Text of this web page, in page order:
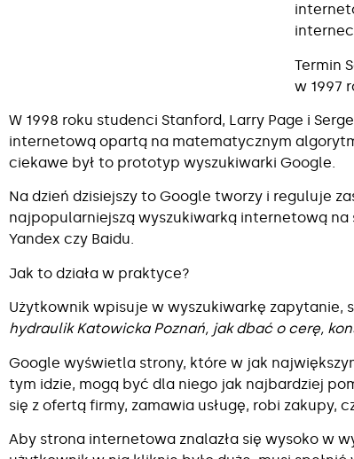
Termin
w 1997
W 1998 roku studenci Stanford, Larry Page i
internetową opartą na matematycznym
ciekawe był to prototyp wyszukiwarki Google.
Na dzień dzisiejszy to Google tworzy i reguluje
najpopularniejszą wyszukiwarką internetową
Yandex czy Baidu.
Jak to działa w praktyce?
Użytkownik wpisuje w wyszukiwarkę zapytanie,
hydraulik Katowicka Poznań, jak dbać o cerę,
Google wyświetla strony, które w jak
tym idzie, mogą być dla niego jak najbardziej
się z ofertą firmy, zamawia usługę, robi zakupy,
Aby strona internetowa znalazła się wysoko w